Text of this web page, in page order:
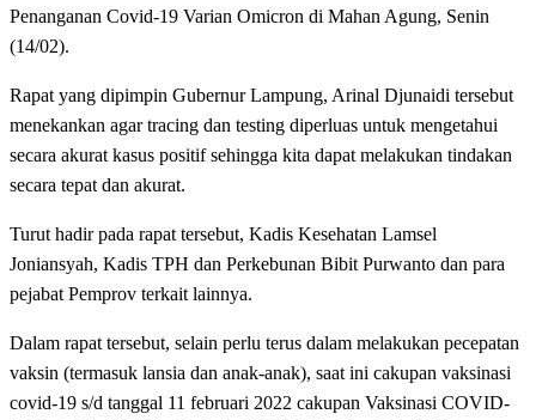
Penanganan Covid-19 Varian Omicron di Mahan Agung, Senin
(14/02).
Rapat yang dipimpin Gubernur Lampung, Arinal Djunaidi tersebut
menekankan agar tracing dan testing diperluas untuk mengetahui
secara akurat kasus positif sehingga kita dapat melakukan tindakan
secara tepat dan akurat.
Turut hadir pada rapat tersebut, Kadis Kesehatan Lamsel
Joniansyah, Kadis TPH dan Perkebunan Bibit Purwanto dan para
pejabat Pemprov terkait lainnya.
Dalam rapat tersebut, selain perlu terus dalam melakukan pecepatan
vaksin (termasuk lansia dan anak-anak), saat ini cakupan vaksinasi
covid-19 s/d tanggal 11 februari 2022 cakupan Vaksinasi COVID-